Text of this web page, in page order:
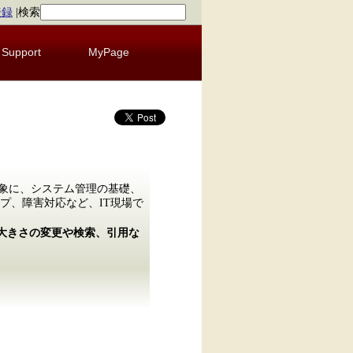
検索
Support MyPage
に、システム管理の基礎、
、障害対応など、IT現場で
きさの変更や検索、引用な